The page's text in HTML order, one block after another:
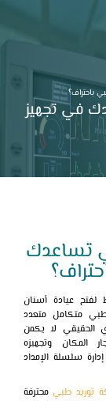
باحتراف؟
في تجهيز
تساعدك
عيادة أسنان
متكامل متعدد
الحقيقي لا يكمن
المكان وتجهيزه
إدارة سلسلة الإمداد
توريد طبي محترفة